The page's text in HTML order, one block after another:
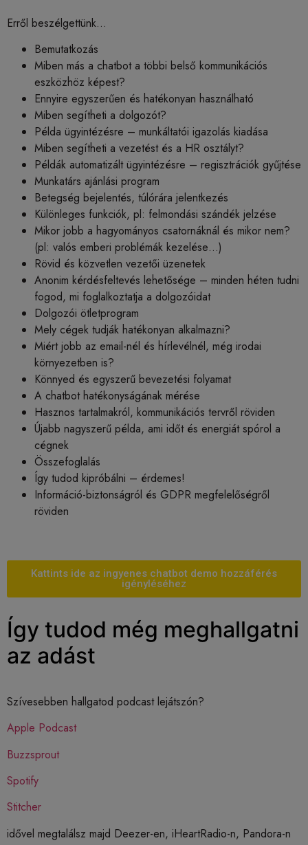
Erről beszélgettünk…
Bemutatkozás
Miben más a chatbot a többi belső kommunikációs
eszközhöz képest?
Ennyire egyszerűen és hatékonyan használható
Miben segítheti a dolgozót?
Példa ügyintézésre – munkáltatói igazolás kiadása
Miben segítheti a vezetést és a HR osztályt?
Példák automatizált ügyintézésre – regisztrációk gyűjtése
Munkatárs ajánlási program
Betegség bejelentés, túlórára jelentkezés
Különleges funkciók, pl: felmondási szándék jelzése
Mikor jobb a hagyományos csatornáknál és mikor nem?
(pl: valós emberi problémák kezelése…)
Rövid és közvetlen vezetői üzenetek
Anonim kérdésfeltevés lehetősége – minden héten tudni
fogod, mi foglalkoztatja a dolgozóidat
Dolgozói ötletprogram
Mely cégek tudják hatékonyan alkalmazni?
Miért jobb az email-nél és hírlevélnél, még irodai
környezetben is?
Könnyed és egyszerű bevezetési folyamat
A chatbot hatékonyságának mérése
Hasznos tartalmakról, kommunikációs tervről röviden
Újabb nagyszerű példa, ami időt és energiát spórol a
cégnek
Összefoglalás
Így tudod kipróbálni – érdemes!
Információ-biztonságról és GDPR megfelelőségről
röviden
Kattints ide az ingyenes chatbot demo hozzáférés
igényléséhez
Így tudod még meghallgatni
az adást
Szívesebben hallgatod podcast lejátszón?
Apple Podcast
Buzzsprout
Spotify
Stitcher
idővel megtalálsz majd Deezer-en, iHeartRadio-n, Pandora-n